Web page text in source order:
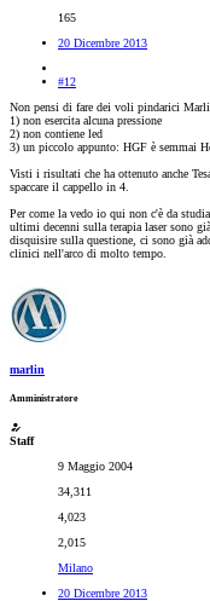
165
20 Dicembre 2013
#12
Non pensi di fare dei voli pindarici
1) non esercita alcuna pressione
2) non contiene led
3) un piccolo appunto: HGF è semmai
Visti i risultati che ha ottenuto anche
spaccare il cappello in 4.
Per come la vedo io qui non c'è da
ultimi decenni sulla terapia laser sono
disquisire sulla questione, ci sono già
clinici nell'arco di molto tempo.
marlin
Amministratore
Staff
9 Maggio 2004
34,311
4,023
2,015
Milano
20 Dicembre 2013